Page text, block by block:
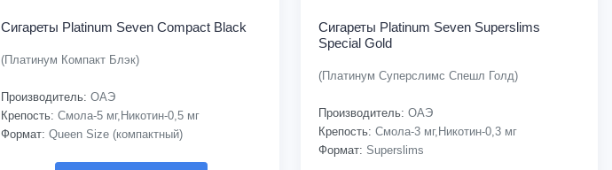
Сигареты Platinum Seven Compact Black
(Платинум Компакт Блэк)
Производитель: ОАЭ
Крепость: Смола-5 мг,Никотин-0,5 мг
Формат: Queen Size (компактный)
Сигареты Platinum Seven Superslims
Special Gold
(Платинум Суперслимс Спешл Голд)
Производитель: ОАЭ
Крепость: Смола-3 мг,Никотин-0,3 мг
Формат: Superslims